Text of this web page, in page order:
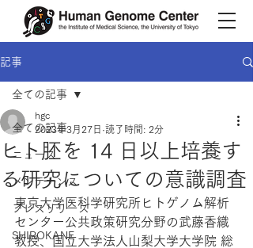
記事
全ての記事
ニュース
メンテナンス
プレスリリース
SHIROKANE
全ての記事
ヒト胚を 14 日以上培養す
る研究についての意識調査
hgc
2023年3月27日 読了時間: 2分
東京大学医科学研究所ヒトゲノム解析
センター公共政策研究分野の武藤香織
教授、国立大学法人山梨大学大学院 総